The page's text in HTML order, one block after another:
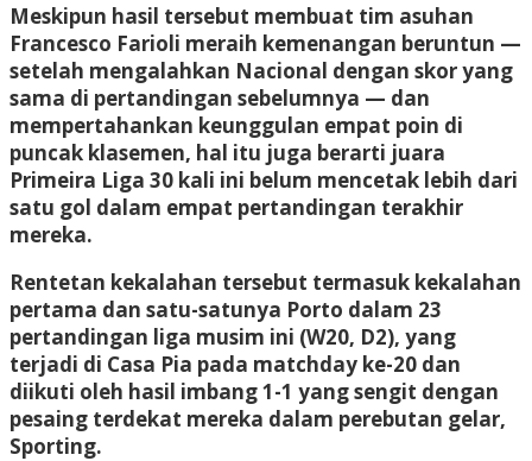
Meskipun hasil tersebut membuat tim asuhan
Francesco Farioli meraih kemenangan beruntun —
setelah mengalahkan Nacional dengan skor yang
sama di pertandingan sebelumnya — dan
mempertahankan keunggulan empat poin di
puncak klasemen, hal itu juga berarti juara
Primeira Liga 30 kali ini belum mencetak lebih dari
satu gol dalam empat pertandingan terakhir
mereka.
Rentetan kekalahan tersebut termasuk kekalahan
pertama dan satu-satunya Porto dalam 23
pertandingan liga musim ini (W20, D2), yang
terjadi di Casa Pia pada matchday ke-20 dan
diikuti oleh hasil imbang 1-1 yang sengit dengan
pesaing terdekat mereka dalam perebutan gelar,
Sporting.